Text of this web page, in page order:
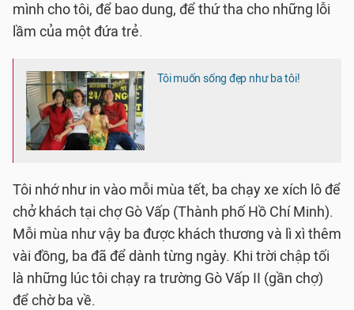
mình cho tôi, để bao dung, để thứ tha cho những lỗi
lầm của một đứa trẻ.
Tôi muốn sống đẹp như ba tôi!
Tôi nhớ như in vào mỗi mùa tết, ba chạy xe xích lô để
chở khách tại chợ Gò Vấp (Thành phố Hồ Chí Minh).
Mỗi mùa như vậy ba được khách thương và lì xì thêm
vài đồng, ba đã để dành từng ngày. Khi trời chập tối
là những lúc tôi chạy ra trường Gò Vấp II (gần chợ)
để chờ ba về.